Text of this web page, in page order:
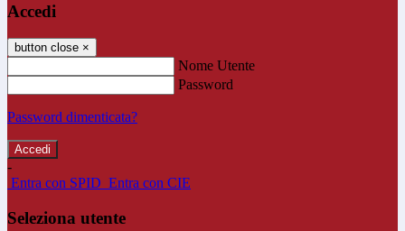
Accedi
button close ×
Nome Utente
Password
Password dimenticata?
-
Entra con SPID Entra con CIE
Seleziona utente